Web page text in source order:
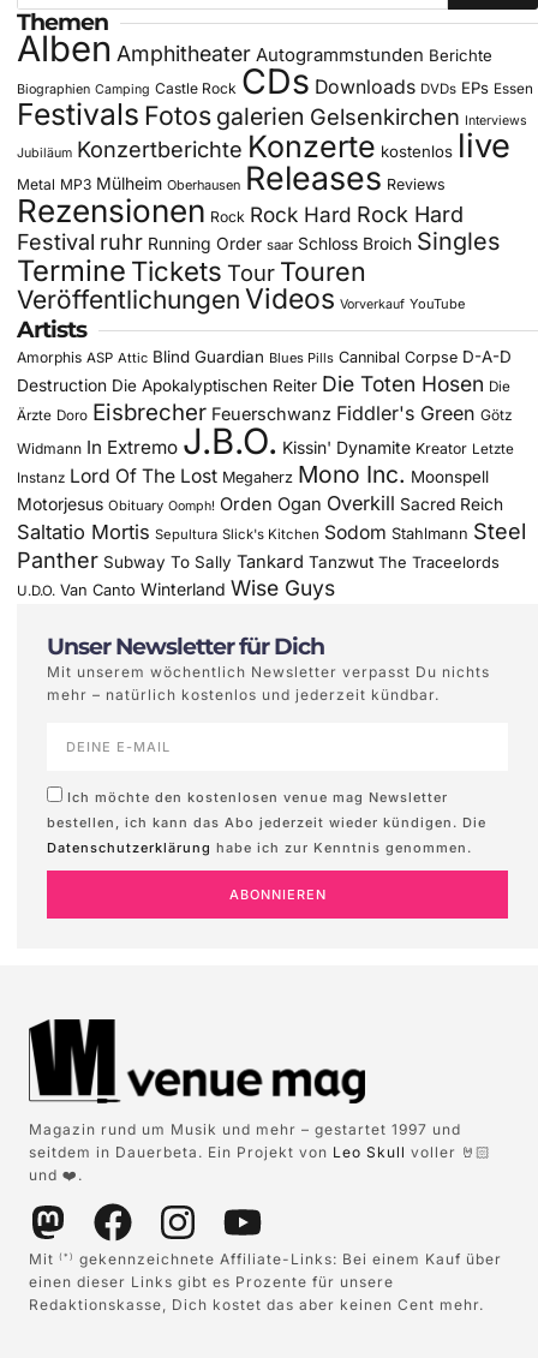
Themen
Alben Amphitheater Autogrammstunden Berichte
Biographien Camping Castle Rock CDs Downloads DVDs EPs Essen
Festivals Fotos galerien Gelsenkirchen Interviews
Jubiläum Konzertberichte Konzerte kostenlos live
Metal MP3 Mülheim Oberhausen Releases Reviews
Rezensionen Rock Rock Hard Rock Hard
Festival ruhr Running Order saar Schloss Broich Singles
Termine Tickets Tour Touren
Veröffentlichungen Videos Vorverkauf YouTube
Artists
Amorphis ASP Attic Blind Guardian Blues Pills Cannibal Corpse D-A-D
Destruction Die Apokalyptischen Reiter Die Toten Hosen Die
Ärzte Doro Eisbrecher Feuerschwanz Fiddler's Green Götz
Widmann In Extremo J.B.O. Kissin' Dynamite Kreator Letzte
Instanz Lord Of The Lost Megaherz Mono Inc. Moonspell
Motorjesus Obituary Oomph! Orden Ogan Overkill Sacred Reich
Saltatio Mortis Sepultura Slick's Kitchen Sodom Stahlmann Steel
Panther Subway To Sally Tankard Tanzwut The Traceelords
U.D.O. Van Canto Winterland Wise Guys
Unser Newsletter für Dich
Mit unserem wöchentlich Newsletter verpasst Du nichts
mehr – natürlich kostenlos und jederzeit kündbar.
Ich möchte den kostenlosen venue mag Newsletter
bestellen, ich kann das Abo jederzeit wieder kündigen. Die
Datenschutzerklärung habe ich zur Kenntnis genommen.
ABONNIEREN
Magazin rund um Musik und mehr – gestartet 1997 und
seitdem in Dauerbeta. Ein Projekt von Leo Skull voller 🤘🏻
und ❤️.
Mit (*)
gekennzeichnete Affiliate-Links: Bei einem Kauf über
einen dieser Links gibt es Prozente für unsere
Redaktionskasse, Dich kostet das aber keinen Cent mehr.